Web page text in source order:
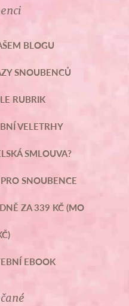
BLOGU
SNOUBENCŮ
RUBRIK
VELETRHY
SMLOUVA?
SNOUBENCE
ZA 339 KČ (MO
EBOOK